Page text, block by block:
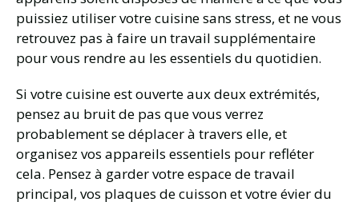
puissiez utiliser votre cuisine sans stress, et ne vous
retrouvez pas à faire un travail supplémentaire
pour vous rendre au les essentiels du quotidien.
Si votre cuisine est ouverte aux deux extrémités,
pensez au bruit de pas que vous verrez
probablement se déplacer à travers elle, et
organisez vos appareils essentiels pour refléter
cela. Pensez à garder votre espace de travail
principal, vos plaques de cuisson et votre évier du